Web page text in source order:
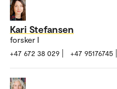
Kari Stefansen
forsker I
+47 672 38 029 +47 95176745